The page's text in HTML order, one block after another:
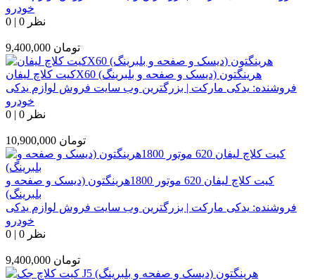
خودرو
0 | 0 نظر
9,400,000 تومان
کیت کلاچ لیفانX60 هرینگتون (دیسک و صفحه و بلبرینگ)
فروشنده: یدکی مارکت | بزرگترین وب سایت فروش لوازم یدکی
خودرو
0 | 0 نظر
10,900,000 تومان
کیت کلاچ لیفان 620 موتور 1800هرینگتون (دیسک و صفحه و
بلبرینگ)
فروشنده: یدکی مارکت | بزرگترین وب سایت فروش لوازم یدکی
خودرو
0 | 0 نظر
9,400,000 تومان